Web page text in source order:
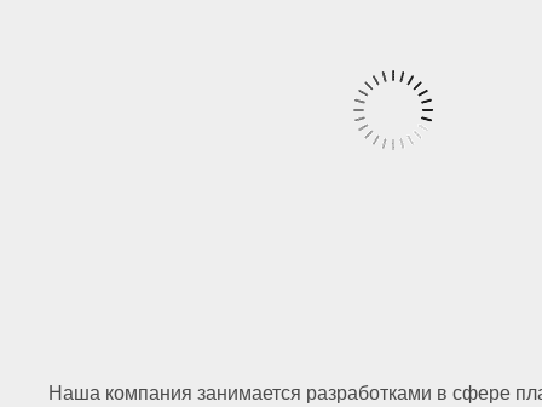
Наша компания занимается разработками в сфере